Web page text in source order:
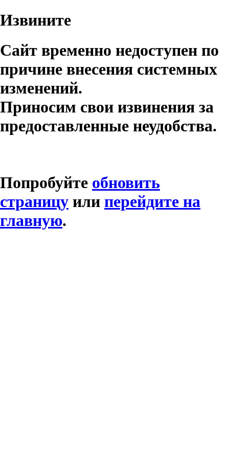
Извините
Сайт временно недоступен по
причине внесения системных
изменений.
Приносим свои извинения за
предоставленные неудобства.
Попробуйте обновить
страницу или перейдите на
главную.